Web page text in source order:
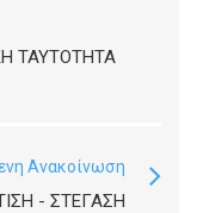
ΤΑΥΤΟΤΗΤΑ
Ανακοίνωση
- ΣΤΕΓΑΣΗ